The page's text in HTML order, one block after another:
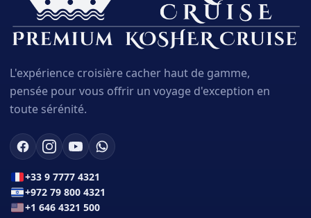
L'expérience croisière cacher haut de gamme,
pensée pour vous offrir un voyage d'exception en
toute sérénité.
+33 9 7777 4321
+972 79 800 4321
+1 646 4321 500